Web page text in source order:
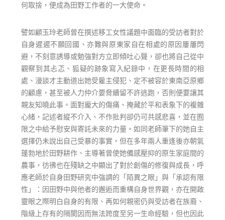
何取捨，便成為田野工作者的一大使命。
譬如顧玉玲老師曾在撰述移工女性議題中面臨的受訪者對於
自身遲遲不願回國、亦難與原東家自在相處的原因屢屢閃
避，不刻意誘導或勉強對方立即傾吐心聲，卻也將自己從中
觀察到其忐忑、狐疑的跡象寫入紀錄中，在更長時間的相
處、漫談才主動道出她受雇主侵犯、定不被容於東南亞原鄉
的顧慮，甚至被人力仲介要脅續留不許逃跑，否則便要讓其
親友知曉此事。面對龐大的傷痛、掩藏於平和表象下的複雜
心緒，記述者縱不介入、不作批判卻仍可共感悲喜，並在囿
限之中給予慰安與寄託未來的力量。如同老師筆下的她自主
選擇仍未說出自己受暴的事實，但在多年兩人重逢後亦朝氣
蓬勃地於田野耕作、主導著曾使她備感壓抑的原生家庭間的
農事，彷彿也在殘缺之中顯出了對於創傷的修復與成長，呼
應老師於自身田野研究中強調的「陌異之眼」與「承認有限
性」：因田野中與他者的邂逅而重構自身世界觀，亦在開啟
靈眼之際明白自身的有限、再如何親密仍與受訪者在族裔、
階級上存有的隔閡因而無法跨度至另一生命經驗，但也因此